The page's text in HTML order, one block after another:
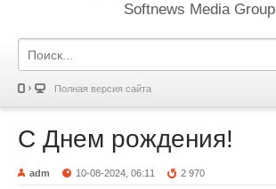
Softnews Media Group
Полная версия сайта
С Днем рождения!
adm 10-08-2024, 06:11 2 970